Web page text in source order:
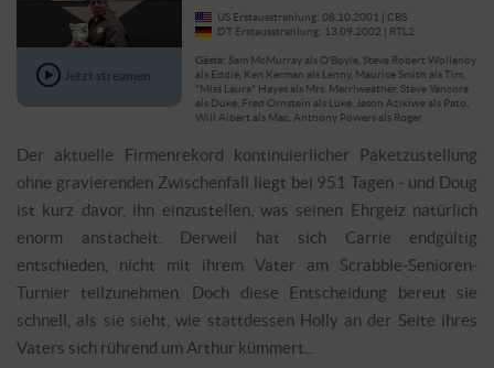
Jetzt streamen
US Erstausstrahlung: 08.10.2001 | CBS
DT Erstausstrahlung: 13.09.2002 | RTL2
Gäste: Sam McMurray als O'Boyle, Steve Robert Wollenby
als Eddie, Ken Kerman als Lenny, Maurice Smith als Tim,
"Miss Laura" Hayes als Mrs. Merriweather, Steve Yancora
als Duke, Fred Ornstein als Luke, Jason Azikiwe als Pato,
Will Albert als Mac, Anthony Powers als Roger
Der aktuelle Firmenrekord kontinuierlicher Paketzustellung
ohne gravierenden Zwischenfall liegt bei 951 Tagen - und Doug
ist kurz davor, ihn einzustellen, was seinen Ehrgeiz natürlich
enorm anstachelt. Derweil hat sich Carrie endgültig
entschieden, nicht mit ihrem Vater am Scrabble-Senioren-
Turnier teilzunehmen. Doch diese Entscheidung bereut sie
schnell, als sie sieht, wie stattdessen Holly an der Seite ihres
Vaters sich rührend um Arthur kümmert...